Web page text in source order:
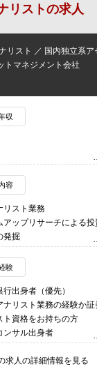
リストの求人
リスト ／ 国内独立系ア
トマネジメント会社
収
容
リスト業務
アップリサーチによる投
発掘
の訪問取材、分析、評価
企業の価値向上のための
ント層とのコミュニケー
験
行出身者（優先）
ナリスト業務の経験か証
ト資格をお持ちの方
ンサル出身者
財務分析や評価が出来る
ちであること
求人の詳細情報を見る